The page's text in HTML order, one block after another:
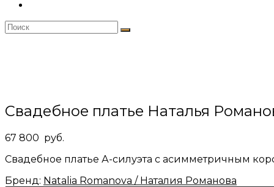
по
Свадебное платье Наталья
67 800 руб.
Свадебное платье А-силуэта с асимметричным
Бренд: Natalia Romanova / Наталия Романова